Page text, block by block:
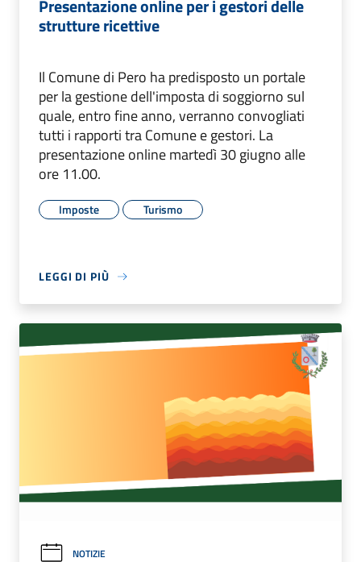
Presentazione online per i gestori delle
strutture ricettive
Il Comune di Pero ha predisposto un portale
per la gestione dell'imposta di soggiorno sul
quale, entro fine anno, verranno convogliati
tutti i rapporti tra Comune e gestori. La
presentazione online martedì 30 giugno alle
ore 11.00.
Imposte Turismo
LEGGI DI PIÙ
NOTIZIE